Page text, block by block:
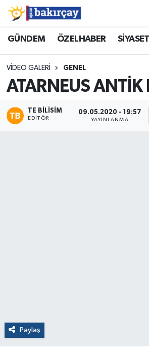
GÜNDEM ÖZELHABER SİYASET
VIDEO GALERI GENEL
ATARNEUS ANTİK
TE BILISIM
EDITÖR
09.05.2020 - 19:57
YAYINLANMA
Paylaş
İzmir Nöbetçi Eczaneler
İzmir Hava Durumu
İzmir Namaz Vakitleri
İzmir Trafik Yoğunluk Haritası